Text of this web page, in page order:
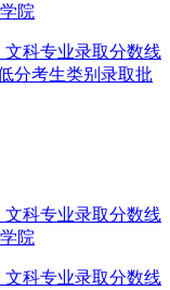
院
文科专业录取分数线
分考生类别录取批
文科专业录取分数线
院
文科专业录取分数线